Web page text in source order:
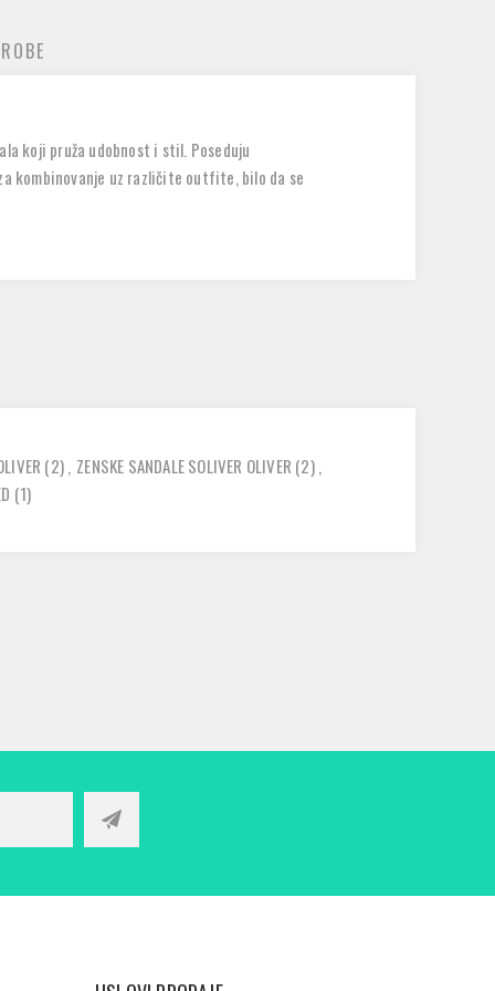
koji pruža udobnost i stil. Poseduju
kombinovanje uz različite outfite, bilo da se
(2), ZENSKE SANDALE SOLIVER OLIVER (2),
(1)